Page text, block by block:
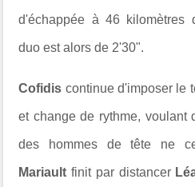
d'échappée à 46 kilomètres
duo est alors de 2'30".
Cofidis continue d'imposer le
et change de rythme, voulant
des hommes de tête ne
Mariault finit par distancer